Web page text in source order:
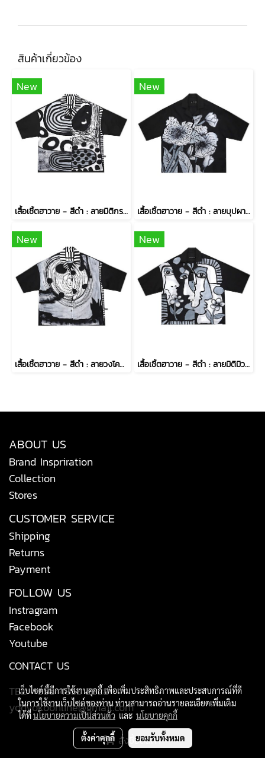
สั่งซื้อสินค้า
สินค้าเกี่ยวข้อง
New
เสื้อเชิ้ตฮาวาย - สีดำ : ลายมิติกราฟิกรัตติกาล
New
เสื้อเชิ้ตฮาวาย - สีดำ : ลายบุปผารัตติกาล
New
เสื้อเชิ้ตฮาวาย - สีดำ : ลายวงโคจรรัตติกาล
New
เสื้อเชิ้ตฮาวาย - สีดำ : ลายมิติมิวส์สบตากับปทุมมาคราม
ABOUT US
Brand Inspriration
Collection
Stores
CUSTOMER SERVICE
Shipping
Returns
Payment
FOLLOW US
Instragram
Facebook
Youtube
CONTACT US
TEL: +666 4953 2828
yodyokoonline@gmail.com
เว็บไซต์นี้มีการใช้งานคุกกี้ เพื่อเพิ่มประสิทธิภาพและประสบการณ์ที่ดี
ในการใช้งานเว็บไซต์ของท่าน ท่านสามารถอ่านรายละเอียดเพิ่มเติม
ได้ที่นโยบายความเป็นส่วนตัว และ นโยบายคุกกี้
ตั้งค่าคุกกี้ ยอมรับทั้งหมด